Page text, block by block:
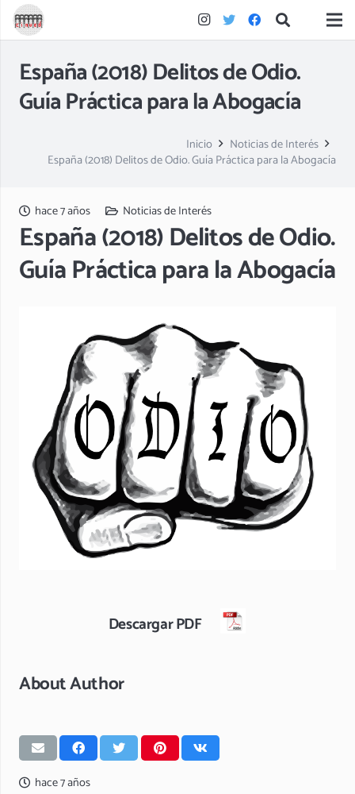
España (2018) Delitos de Odio.
Guía Práctica para la Abogacía
Inicio
Noticias de Interés
España (2018) Delitos de Odio. Guía Práctica para la Abogacía
hace 7 años Noticias de Interés
España (2018) Delitos de Odio.
Guía Práctica para la Abogacía
Descargar PDF
About Author
hace 7 años